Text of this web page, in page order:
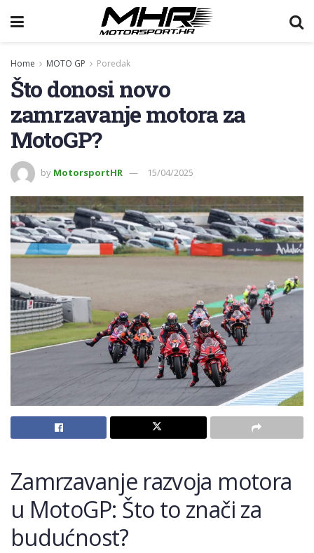
Home MOTO GP Poredak
Što donosi novo
zamrzavanje motora za
MotoGP?
by MotorsportHR 15/04/2025
Zamrzavanje razvoja motora
u MotoGP: Što to znači za
budućnost?